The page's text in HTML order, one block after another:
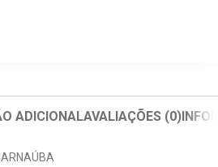
ADICIONALAVALIAÇÕES (0)